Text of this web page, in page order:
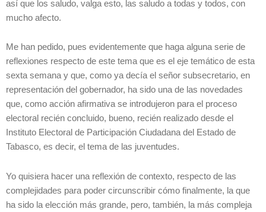
así que los saludo, valga esto, las saludo a todas y todos, con
mucho afecto.
Me han pedido, pues evidentemente que haga alguna serie de
reflexiones respecto de este tema que es el eje temático de esta
sexta semana y que, como ya decía el señor subsecretario, en
representación del gobernador, ha sido una de las novedades
que, como acción afirmativa se introdujeron para el proceso
electoral recién concluido, bueno, recién realizado desde el
Instituto Electoral de Participación Ciudadana del Estado de
Tabasco, es decir, el tema de las juventudes.
Yo quisiera hacer una reflexión de contexto, respecto de las
complejidades para poder circunscribir cómo finalmente, la que
ha sido la elección más grande, pero, también, la más compleja